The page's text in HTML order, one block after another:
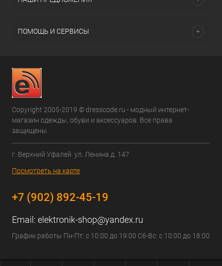
ПОМОЩЬ И СЕРВИСЫ
Copyright 2005-2019 © dresscode.ru - модный интернет-
магазин одежды, обуви и аксессуаров. Все права
защищены.
г. Верхний Уфалей. ул. Ленина д. 147
Посмотреть на карте
+7 (902) 892-45-19
Email: elektronik-shop@yandex.ru
График работы Пн-Пт: с 10:00 до 19:00 Сб-Вс: с 10:00 до 18:00